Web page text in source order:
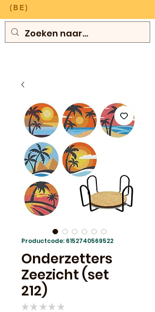
(BE)
Productcode: 6152740569522
Onderzetters
Zeezicht (set
212)
★ ★ ★ ★ ★